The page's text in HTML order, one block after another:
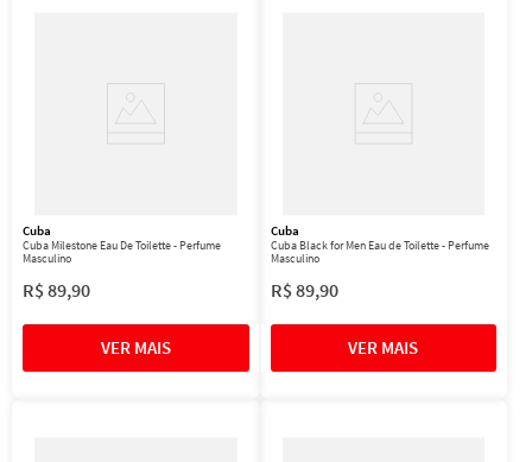
Cuba
Cuba Milestone Eau De Toilette - Perfume
Masculino
R$89,90
Cuba
Cuba Black for Men Eau de Toilette - Perfume
Masculino
R$89,90